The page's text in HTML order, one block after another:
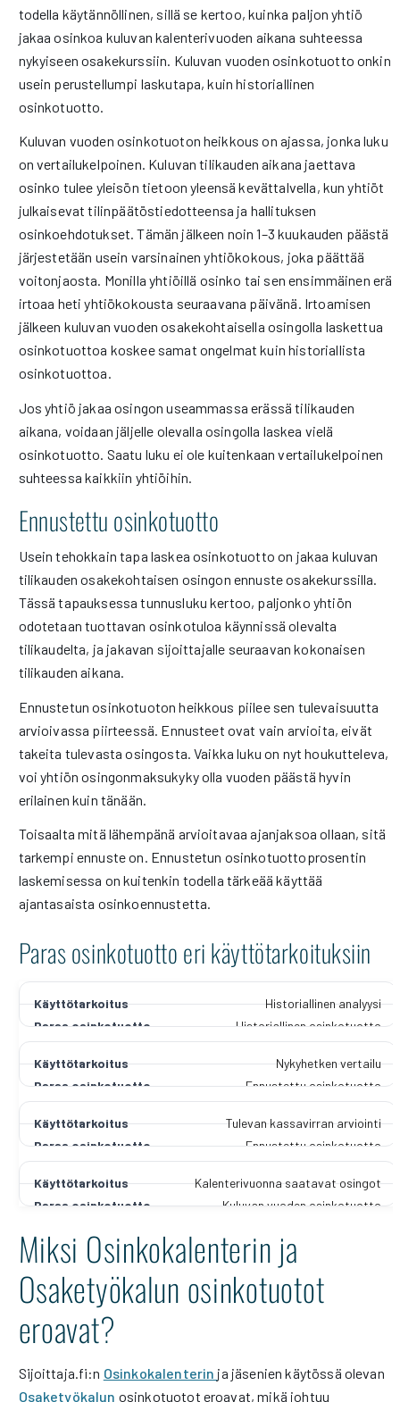
todella käytännöllinen, sillä se kertoo, kuinka paljon yhtiö
jakaa osinkoa kuluvan kalenterivuoden aikana suhteessa
nykyiseen osakekurssiin. Kuluvan vuoden osinkotuotto onkin
usein perustellumpi laskutapa, kuin historiallinen
osinkotuotto.
Kuluvan vuoden osinkotuoton heikkous on ajassa, jonka luku
on vertailukelpoinen. Kuluvan tilikauden aikana jaettava
osinko tulee yleisön tietoon yleensä kevättalvella, kun yhtiöt
julkaisevat tilinpäätöstiedotteensa ja hallituksen
osinkoehdotukset. Tämän jälkeen noin 1–3 kuukauden päästä
järjestetään usein varsinainen yhtiökokous, joka päättää
voitonjaosta. Monilla yhtiöillä osinko tai sen ensimmäinen erä
irtoaa heti yhtiökokousta seuraavana päivänä. Irtoamisen
jälkeen kuluvan vuoden osakekohtaisella osingolla laskettua
osinkotuottoa koskee samat ongelmat kuin historiallista
osinkotuottoa.
Jos yhtiö jakaa osingon useammassa erässä tilikauden
aikana, voidaan jäljelle olevalla osingolla laskea vielä
osinkotuotto. Saatu luku ei ole kuitenkaan vertailukelpoinen
suhteessa kaikkiin yhtiöihin.
Ennustettu osinkotuotto
Usein tehokkain tapa laskea osinkotuotto on jakaa kuluvan
tilikauden osakekohtaisen osingon ennuste osakekurssilla.
Tässä tapauksessa tunnusluku kertoo, paljonko yhtiön
odotetaan tuottavan osinkotuloa käynnissä olevalta
tilikaudelta, ja jakavan sijoittajalle seuraavan kokonaisen
tilikauden aikana.
Ennustetun osinkotuoton heikkous piilee sen tulevaisuutta
arvioivassa piirteessä. Ennusteet ovat vain arvioita, eivät
takeita tulevasta osingosta. Vaikka luku on nyt houkutteleva,
voi yhtiön osingonmaksukyky olla vuoden päästä hyvin
erilainen kuin tänään.
Toisaalta mitä lähempänä arvioitavaa ajanjaksoa ollaan, sitä
tarkempi ennuste on. Ennustetun osinkotuottoprosentin
laskemisessa on kuitenkin todella tärkeää käyttää
ajantasaista osinkoennustetta.
Paras osinkotuotto eri käyttötarkoituksiin
Historiallinen analyysi
Historiallinen osinkotuotto
Nykyhetken vertailu
Ennustettu osinkotuotto
Tulevan kassavirran arviointi
Ennustettu osinkotuotto
Kalenterivuonna saatavat osingot
Kuluvan vuoden osinkotuotto
Miksi Osinkokalenterin ja
Osaketyökalun osinkotuotot
eroavat?
Sijoittaja.fi:n Osinkokalenterin ja jäsenien käytössä olevan
Osaketyökalun osinkotuotot eroavat, mikä johtuu